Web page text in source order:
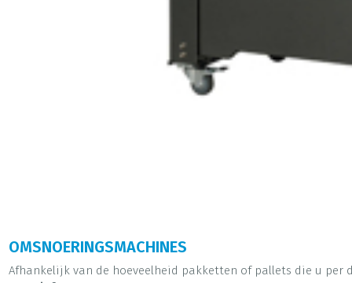
OMSNOERINGSMACHINES
Afhankelijk van de hoeveelheid pakketten of pallets die u per